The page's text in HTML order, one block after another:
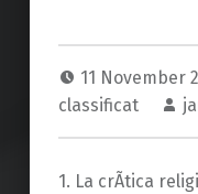
11 November
classificat
1. La crÃ­tica